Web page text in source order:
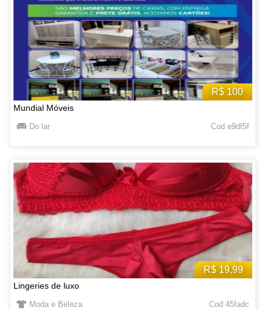
R$ 100
Mundial Móveis
Do lar Cod e9df5f
R$ 19,99
Lingeries de luxo
Moda e Beleza Cod 45fadc